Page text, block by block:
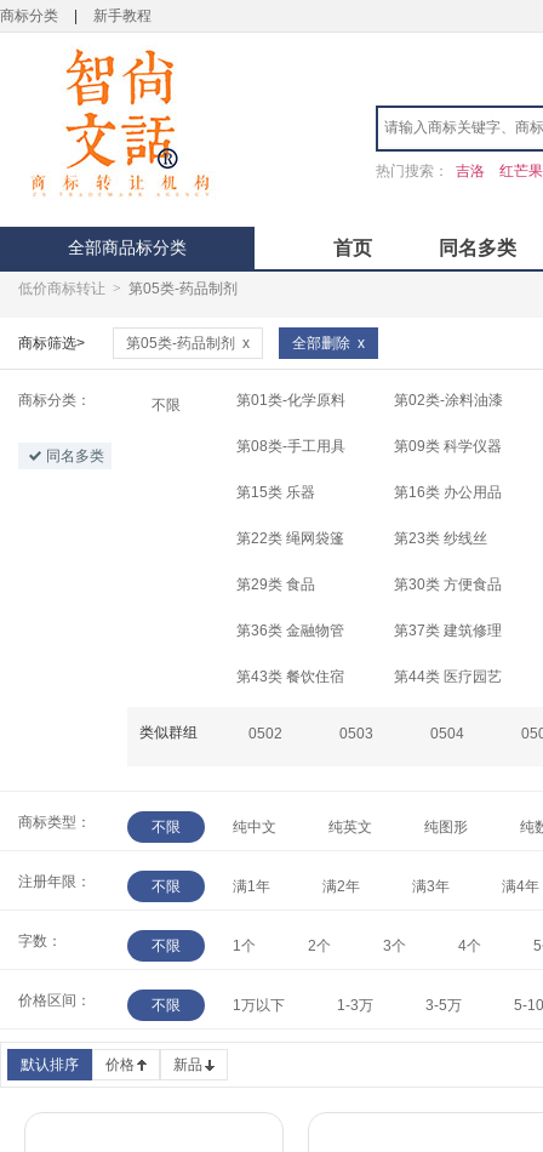
商标分类 新手教程
热门搜索： 吉洛 红芒果
全部商品标分类 首页 同名多类
低价商标转让 > 第05类-药品制剂
商标筛选> 第05类-药品制剂 x 全部删除 x
商标分类：
同名多类
不限 第01类-化学原料 第02类-涂料油漆
第08类-手工用具 第09类 科学仪器
第15类 乐器 第16类 办公用品
第22类 绳网袋篷 第23类 纱线丝
第29类 食品 第30类 方便食品
第36类 金融物管 第37类 建筑修理
第43类 餐饮住宿 第44类 医疗园艺
类似群组 0502 0503 0504
商标类型： 不限 纯中文 纯英文 纯图形 纯
注册年限： 不限 满1年 满2年 满3年 满4年
字数： 不限 1个 2个 3个 4个
价格区间： 不限 1万以下 1-3万 3-5万 5-
默认排序 价格 新品